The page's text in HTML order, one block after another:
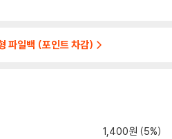
파일백 (포인트 차감)
1,400원 (5%)